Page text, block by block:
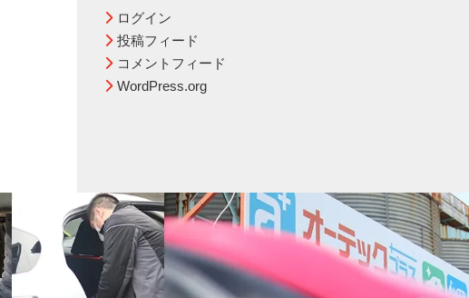
ログイン
投稿フィード
コメントフィード
WordPress.org